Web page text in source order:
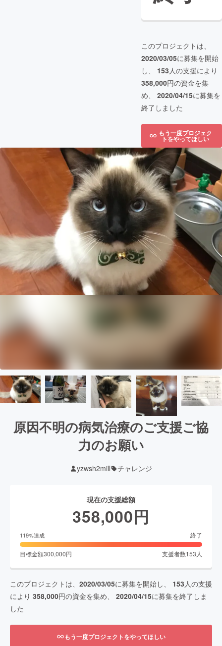
このプロジェクトは、
2020/03/05に募集を開始
し、 153人の支援により
358,000円の資金を集
め、 2020/04/15に募集を
終了しました
もう一度プロジェク
トをやってほしい
原因不明の病気治療のご支援ご協
力のお願い
yzwsh2mill チャレンジ
現在の支援総額
358,000円
119%達成 終了
目標金額300,000円 支援者数153 人
このプロジェクトは、 2020/03/05に募集を開始し、 153人の支援
により 358,000円の資金を集め、 2020/04/15に募集を終了しま
した
もう一度プロジェクトをやってほしい